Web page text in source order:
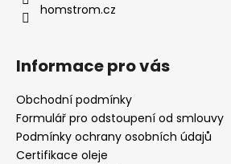
homstrom.cz
Informace pro vás
Obchodní podmínky
Formulář pro odstoupení od smlouvy
Podmínky ochrany osobních údajů
Certifikace oleje